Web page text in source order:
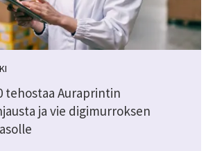
tehostaa Auraprintin
ja vie digimurroksen